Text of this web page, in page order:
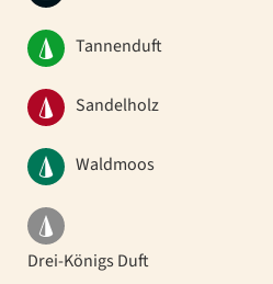
Tannenduft
Sandelholz
Waldmoos
Drei-Königs Duft